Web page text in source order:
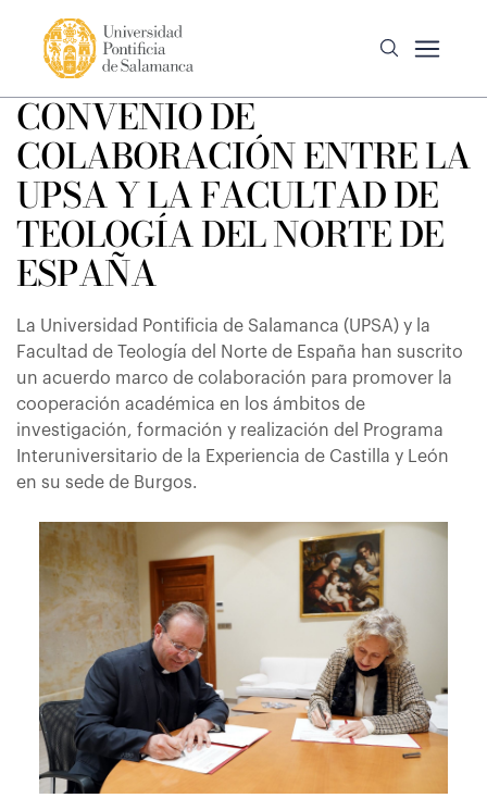
CONVENIO DE
COLABORACIÓN ENTRE LA
UPSA Y LA FACULTAD DE
TEOLOGÍA DEL NORTE DE
ESPAÑA
La Universidad Pontificia de Salamanca (UPSA) y la
Facultad de Teología del Norte de España han suscrito
un acuerdo marco de colaboración para promover la
cooperación académica en los ámbitos de
investigación, formación y realización del Programa
Interuniversitario de la Experiencia de Castilla y León
en su sede de Burgos.